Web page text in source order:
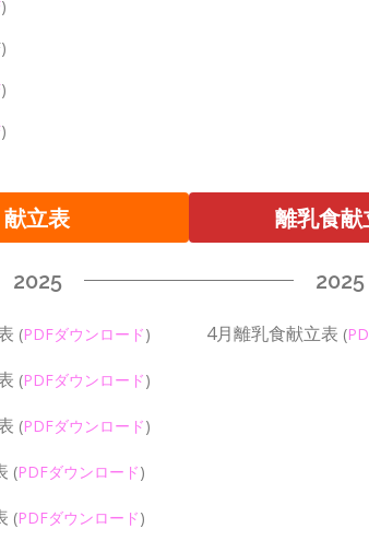
)
)
)
献立表
2025
(PDFダウンロード)
(PDFダウンロード)
(PDFダウンロード)
(PDFダウンロード)
(PDFダウンロード)
離乳食献
2025
4月離乳食献立表 (